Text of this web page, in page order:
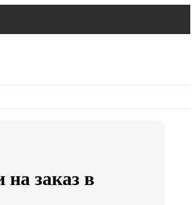
заказ в